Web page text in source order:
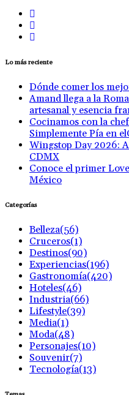
Lo más reciente
Dónde comer los
Amand llega a la
artesanal y esencia
Cocinamos con la
Simplemente Pía en
Wingstop Day 2026:
CDMX
Conoce el primer
México
Categorías
Belleza(56)
Cruceros(1)
Destinos(90)
Experiencias(196)
Gastronomía(420)
Hoteles(46)
Industria(66)
Lifestyle(39)
Media(1)
Moda(48)
Personajes(10)
Souvenir(7)
Tecnología(13)